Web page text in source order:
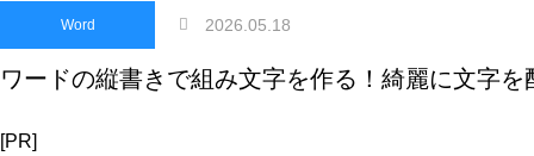
Word 2026.05.18
ワードの縦書きで組み文字を作る！綺麗に文字
[PR]